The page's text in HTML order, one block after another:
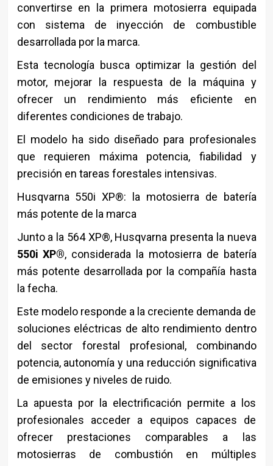
convertirse en la primera motosierra equipada
con sistema de inyección de combustible
desarrollada por la marca.
Esta tecnología busca optimizar la gestión del
motor, mejorar la respuesta de la máquina y
ofrecer un rendimiento más eficiente en
diferentes condiciones de trabajo.
El modelo ha sido diseñado para profesionales
que requieren máxima potencia, fiabilidad y
precisión en tareas forestales intensivas.
Husqvarna 550i XP®: la motosierra de batería
más potente de la marca
Junto a la 564 XP®, Husqvarna presenta la nueva
550i XP®, considerada la motosierra de batería
más potente desarrollada por la compañía hasta
la fecha.
Este modelo responde a la creciente demanda de
soluciones eléctricas de alto rendimiento dentro
del sector forestal profesional, combinando
potencia, autonomía y una reducción significativa
de emisiones y niveles de ruido.
La apuesta por la electrificación permite a los
profesionales acceder a equipos capaces de
ofrecer prestaciones comparables a las
motosierras de combustión en múltiples